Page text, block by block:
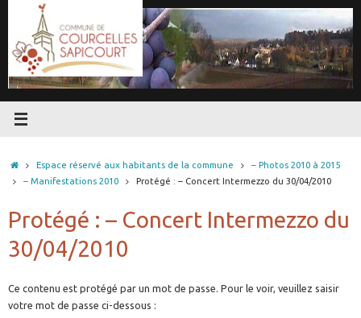
contenu
Accueil
Espace réservé aux habitants de la commune
– Photos 2010 à 2015
– Manifestations 2010
Protégé : – Concert Intermezzo du 30/04/2010
Protégé : – Concert Intermezzo du
30/04/2010
Ce contenu est protégé par un mot de passe. Pour le voir, veuillez saisir
votre mot de passe ci-dessous :